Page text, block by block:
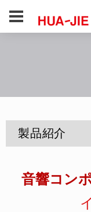
製品紹介
音響コン